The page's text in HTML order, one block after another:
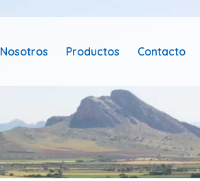
Nosotros Productos Contacto